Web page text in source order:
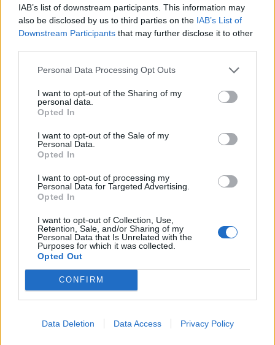
IAB’s list of downstream participants. This information may
also be disclosed by us to third parties on the IAB’s List of
Downstream Participants that may further disclose it to other
Personal Data Processing Opt Outs
I want to opt-out of the Sharing of my
personal data.
Opted In
I want to opt-out of the Sale of my
Personal Data.
Opted In
I want to opt-out of processing my
Personal Data for Targeted Advertising.
Opted In
I want to opt-out of Collection, Use,
Retention, Sale, and/or Sharing of my
Personal Data that Is Unrelated with the
Purposes for which it was collected.
Opted Out
CONFIRM
Data Deletion Data Access Privacy Policy